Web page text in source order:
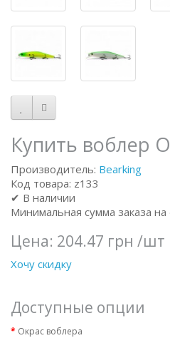
Купить воблер
Производитель: Bearking
Код товара: z133
✔ В наличии
Минимальная сумма заказа на
Цена: 204.47 грн /шт
Хочу скидку
Доступные опции
Окрас воблера